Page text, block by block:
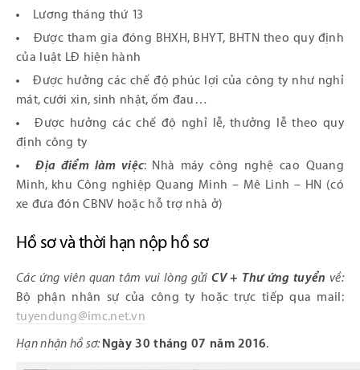
Lương tháng thứ 13
Được tham gia đóng BHXH, BHYT, BHTN theo quy định
của luật LĐ hiện hành
Được hưởng các chế độ phúc lợi của công ty như nghỉ
mát, cưới xin, sinh nhật, ốm đau…
Được hưởng các chế độ nghỉ lễ, thưởng lễ theo quy
định công ty
Địa điểm làm việc: Nhà máy công nghệ cao Quang
Minh, khu Công nghiệp Quang Minh – Mê Linh – HN (có
xe đưa đón CBNV hoặc hỗ trợ nhà ở)
Hồ sơ và thời hạn nộp hồ sơ
Các ứng viên quan tâm vui lòng gửiCV + Thư ứng tuyển về:
Bộ phận nhân sự của công ty hoặc trực tiếp qua mail:
tuyendung@imc.net.vn
Hạn nhận hồ sơ: Ngày 30 tháng 07 năm 2016.